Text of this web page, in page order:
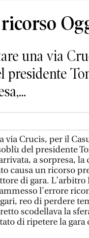
una via
presidente
via Crucis, per il
del presidente
a sorpresa, la
causa un ricorso
di gara. L'arbitro
l'errore
reo di perdere
scodellava la
di ripetere la gara